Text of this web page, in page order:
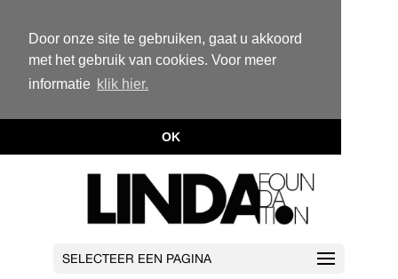
Door onze site te gebruiken, gaat u akkoord
met het gebruik van cookies. Voor meer
informatie klik hier.
OK
SELECTEER EEN PAGINA